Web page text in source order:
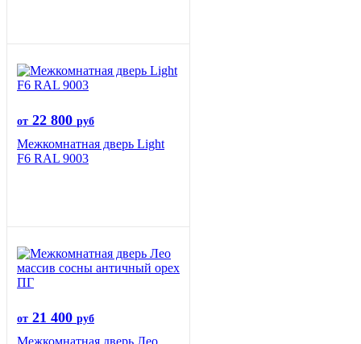
от 22 800 руб
Межкомнатная дверь Light
F6 RAL 9003
от 21 400 руб